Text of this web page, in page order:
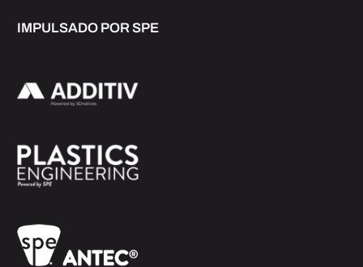
IMPULSADO POR SPE